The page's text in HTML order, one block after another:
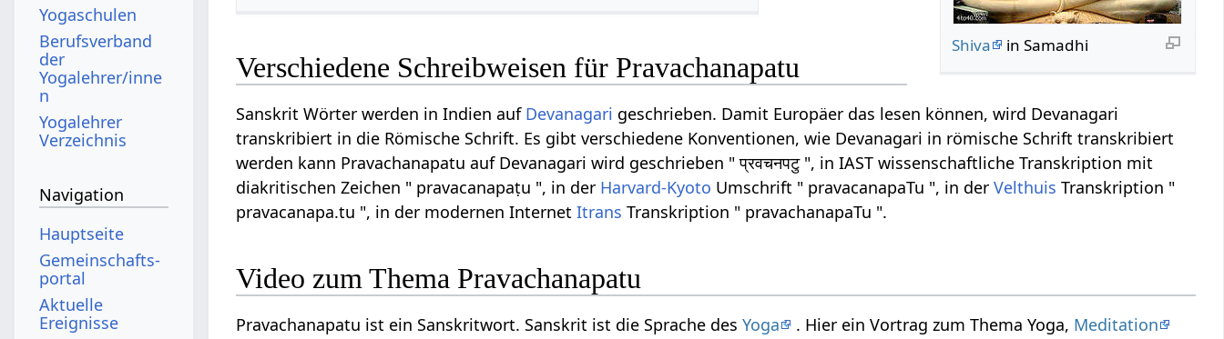
Shiva in Samadhi
Verschiedene Schreibweisen für Pravachanapatu
Sanskrit Wörter werden in Indien auf Devanagari geschrieben. Damit Europäer das lesen können, wird Devanagari
transkribiert in die Römische Schrift. Es gibt verschiedene Konventionen, wie Devanagari in römische Schrift transkribiert
werden kann Pravachanapatu auf Devanagari wird geschrieben " प्रवचनपटु ", in IAST wissenschaftliche Transkription mit
diakritischen Zeichen " pravacanapaṭu ", in der Harvard-Kyoto Umschrift " pravacanapaTu ", in derVelthuis Transkription "
pravacanapa.tu ", in der modernen InternetItrans Transkription " pravachanapaTu ".
Video zum Thema Pravachanapatu
Pravachanapatu ist ein Sanskritwort. Sanskrit ist die Sprache desYoga . Hier ein Vortrag zum Thema Yoga, Meditation
Yogaschulen
Berufsverband
der
Yogalehrer/inne
n
Yogalehrer
Verzeichnis
Navigation
Hauptseite
Gemeinschafts­
portal
Aktuelle
Ereignisse